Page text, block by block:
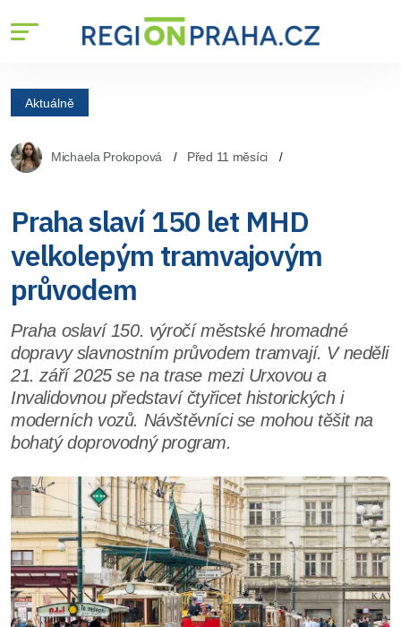
Aktuálně
Michaela Prokopová Před 11 měsíci
Praha slaví 150 let MHD
velkolepým tramvajovým
průvodem
Praha oslaví 150. výročí městské hromadné
dopravy slavnostním průvodem tramvají. V neděli
21. září 2025 se na trase mezi Urxovou a
Invalidovnou představí čtyřicet historických i
moderních vozů. Návštěvníci se mohou těšit na
bohatý doprovodný program.